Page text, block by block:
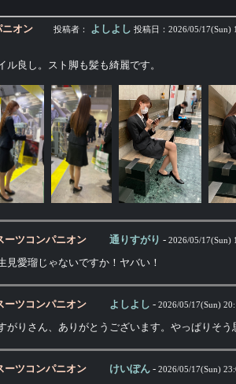
ニオン 投稿者： よしよし 投稿日： 2026/05/17(Sun)
ル良し。スト脚も髪も綺麗です。
ーツコンパニオン 通りすがり - 2026/05/17(Sun)
見愛瑠じゃないですか！ヤバい！
ーツコンパニオン よしよし - 2026/05/17(Sun)
がりさん、ありがとうございます。やっぱりそ
ーツコンパニオン けいぽん - 2026/05/17(Sun)